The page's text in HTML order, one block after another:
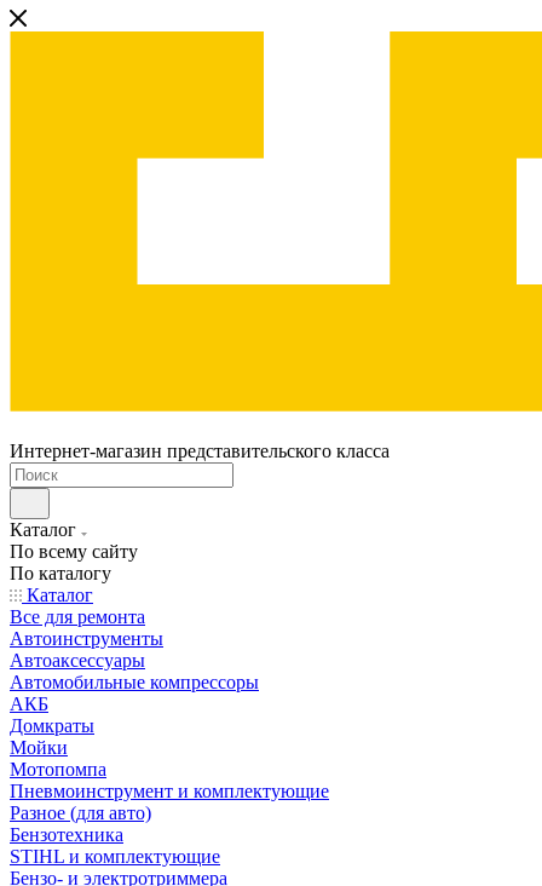
Интернет-магазин представительского класса
Каталог
По всему сайту
По каталогу
Каталог
Все для ремонта
Автоинструменты
Автоаксессуары
Автомобильные компрессоры
АКБ
Домкраты
Мойки
Мотопомпа
Пневмоинструмент и комплектующие
Разное (для авто)
Бензотехника
STIHL и комплектующие
Бензо- и электротриммера